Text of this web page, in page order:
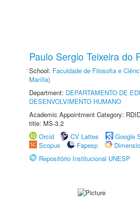
Paulo Sergio Teixeira do
School: Faculdade de Filosofia e
Marília)
Department: DEPARTAMENTO DE
DESENVOLVIMENTO HUMANO
Academic Appointment Category:
title: MS-3.2
Orcid
CV Lattes
Google
Scopus
Fapesp
Repositório Institucional UNESP